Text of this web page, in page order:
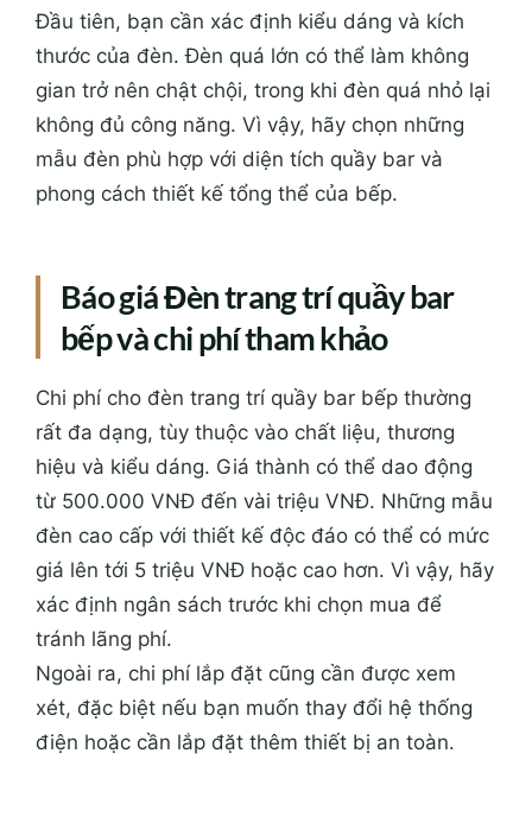
Đầu tiên, bạn cần xác định kiểu dáng và kích
thước của đèn. Đèn quá lớn có thể làm không
gian trở nên chật chội, trong khi đèn quá nhỏ lại
không đủ công năng. Vì vậy, hãy chọn những
mẫu đèn phù hợp với diện tích quầy bar và
phong cách thiết kế tổng thể của bếp.
Báo giá Đèn trang trí quầy bar
bếp và chi phí tham khảo
Chi phí cho đèn trang trí quầy bar bếp thường
rất đa dạng, tùy thuộc vào chất liệu, thương
hiệu và kiểu dáng. Giá thành có thể dao động
từ 500.000 VNĐ đến vài triệu VNĐ. Những mẫu
đèn cao cấp với thiết kế độc đáo có thể có mức
giá lên tới 5 triệu VNĐ hoặc cao hơn. Vì vậy, hãy
xác định ngân sách trước khi chọn mua để
tránh lãng phí.
Ngoài ra, chi phí lắp đặt cũng cần được xem
xét, đặc biệt nếu bạn muốn thay đổi hệ thống
điện hoặc cần lắp đặt thêm thiết bị an toàn.